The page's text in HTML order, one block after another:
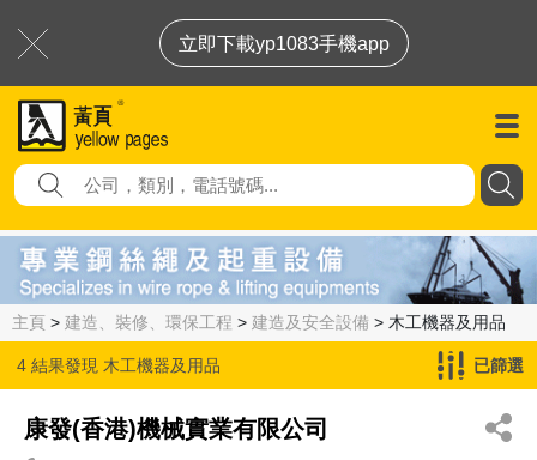
立即下載yp1083手機app
主頁 > 建造、裝修、環保工程 > 建造及安全設備 > 木工機器及用品
4 結果發現 木工機器及用品 已篩選
康發(香港)機械實業有限公司